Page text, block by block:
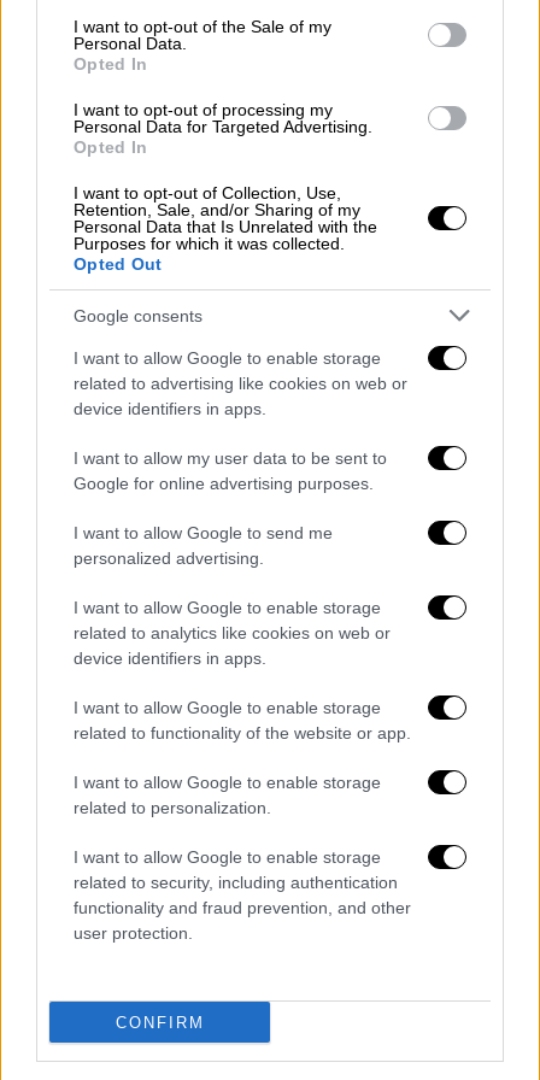
consent section.
I want to opt-out of the Sale of my
Personal Data.
Opted In
I want to opt-out of processing my
Personal Data for Targeted Advertising.
Opted In
I want to opt-out of Collection, Use,
Retention, Sale, and/or Sharing of my
Personal Data that Is Unrelated with the
Purposes for which it was collected.
Opted Out
Google consents
I want to allow Google to enable storage
related to advertising like cookies on web or
device identifiers in apps.
I want to allow my user data to be sent to
Google for online advertising purposes.
I want to allow Google to send me
personalized advertising.
I want to allow Google to enable storage
related to analytics like cookies on web or
device identifiers in apps.
I want to allow Google to enable storage
related to functionality of the website or app.
I want to allow Google to enable storage
related to personalization.
I want to allow Google to enable storage
related to security, including authentication
functionality and fraud prevention, and other
user protection.
CONFIRM
Βαθύ ήταν 25% της επιτάχυνσης βαρύτητας g
-με βάση δεδομένα από το ΙΤΣΑΚ- τιμή
υψηλή, αλλά όχι πολύ υψηλή για έναν σεισμό
των 7 Ρίχτερ, όπως ο σεισμός που έγινε. Αν
το ρήγμα έκλινε προς τη μεριά της Σάμου, θα
είχαμε ακριβώς αντίστροφη εικόνα, τις πιο
σημαντικές κινήσεις στην Σάμο, με
πολύ
δυσμενέστερο απολογισμό
και οιαναμενόμενες σεισμικές κινήσεις των
μετασεισμών, που συνεχίζουν να σπάνε
τμήματα του ρήγματος, αναμένεται να είναι
ελαφρά μικρότερες από ό,τι θα περίμενε
κανείς. Μέσα στην τραγωδία, η γεωμετρία
του ρήγματος δείχνει να απέτρεψε τα πολύ
χειρότερα για το νησί».
Η βύθιση και οι ανυψώσεις στη Σάμο
σεισμός Σάμος Παπαζάχος
Τα στοιχεία στον δορυφορικό χάρτη
δείχνουν ότι στο βορειότερο τμήμα της
Σάμου (Άγιος Κωσταντίνος - Βουρλιώτες)
υποψία βύθισης στη βορειοανατολική Σάμο
(Πρασονήσι). Όμως, η Δυτική και